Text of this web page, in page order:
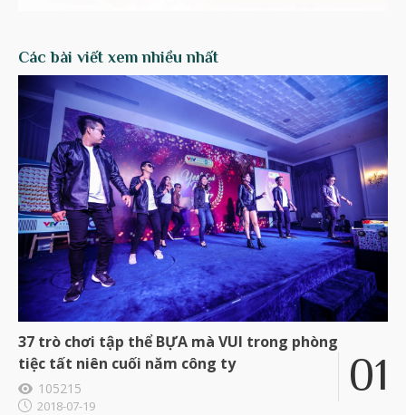
Các bài viết xem nhiều nhất
37 trò chơi tập thể BỰA mà VUI trong phòng
tiệc tất niên cuối năm công ty
105215
2018-07-19